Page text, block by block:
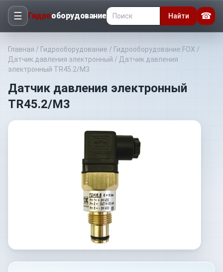
☰ Гидрооборудование Найти ☎
Главная / Гидрооборудование / Гидрооборудование FOX /
Датчик давления электронный / Датчик давления
электронный TR45.2/M3
Датчик давления электронный
TR45.2/M3